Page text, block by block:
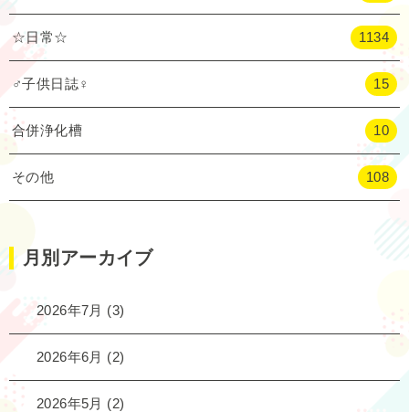
☆日常☆ 1134
♂子供日誌♀ 15
合併浄化槽 10
その他 108
月別アーカイブ
2026年7月 (3)
2026年6月 (2)
2026年5月 (2)